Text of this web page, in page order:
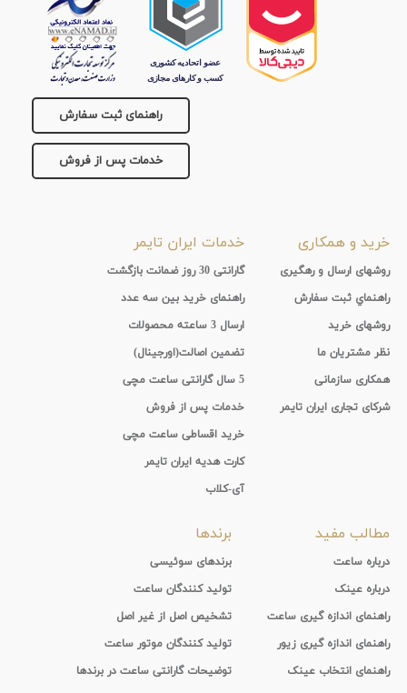
راهنمای ثبت سفارش
خدمات پس از فروش
خرید و همکاری
روشهای ارسال و رهگیری
راهنماي ثبت سفارش
روشهای خرید
نظر مشتریان ما
همکاری سازمانی
شرکای تجاری ایران تایمر
خدمات ایران تایمر
گارانتی 30 روز ضمانت بازگشت
راهنمای خرید بین سه عدد
ارسال 3 ساعته محصولات
تضمین اصالت(اورجینال)
5 سال گارانتی ساعت مچی
خدمات پس از فروش
خرید اقساطی ساعت مچی
کارت هدیه ایران تایمر
آی-کلاب
مطالب مفید
درباره ساعت
درباره عینک
راهنمای اندازه گیری ساعت
راهنمای اندازه گیری زیور
راهنمای انتخاب عینک
برندها
برندهای سوئیسی
تولید کنندگان ساعت
تشخیص اصل از غیر اصل
تولید کنندگان موتور ساعت
توضیحات گارانتی ساعت در برندها